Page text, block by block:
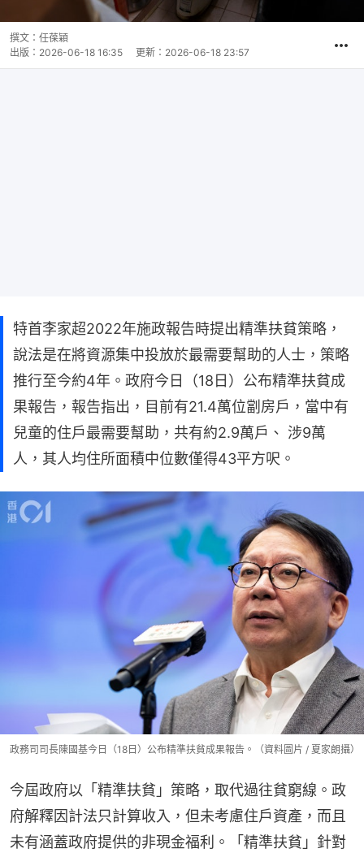
撰文： 任葆穎
出版： 2026-06-18 16:35 更新： 2026-06-18 23:57
特首李家超2022年施政報告時提出精準扶貧策略，
說法是在將資源集中投放於最需要幫助的人士，策略
推行至今約4年。政府今日（18日）公布精準扶貧成
果報告，報告指出，目前有21.4萬位劏房戶，當中有
兒童的住戶最需要幫助，共有約2.9萬戶、 涉9萬
人，其人均住所面積中位數僅得43平方呎。
政務司司長陳國基今日（18日）公布精準扶貧成果報告。（資料圖片 / 夏家朗攝）
今屆政府以「精準扶貧」策略，取代過往貧窮線。政
府解釋因計法只計算收入，但未考慮住戶資產，而且
未有涵蓋政府提供的非現金福利。「精準扶貧」針對